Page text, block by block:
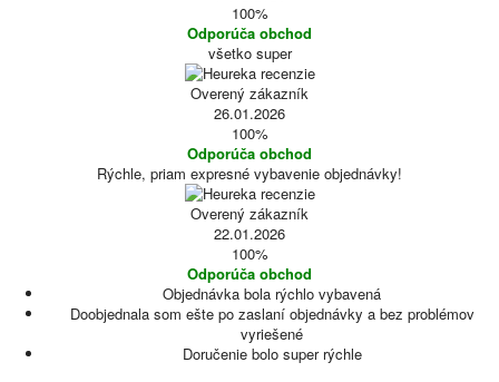
100%
Odporúča obchod
všetko super
Overený zákazník
26.01.2026
100%
Odporúča obchod
Rýchle, priam expresné vybavenie objednávky!
Overený zákazník
22.01.2026
100%
Odporúča obchod
Objednávka bola rýchlo vybavená
Doobjednala som ešte po zaslaní objednávky a bez problémov
vyriešené
Doručenie bolo super rýchle